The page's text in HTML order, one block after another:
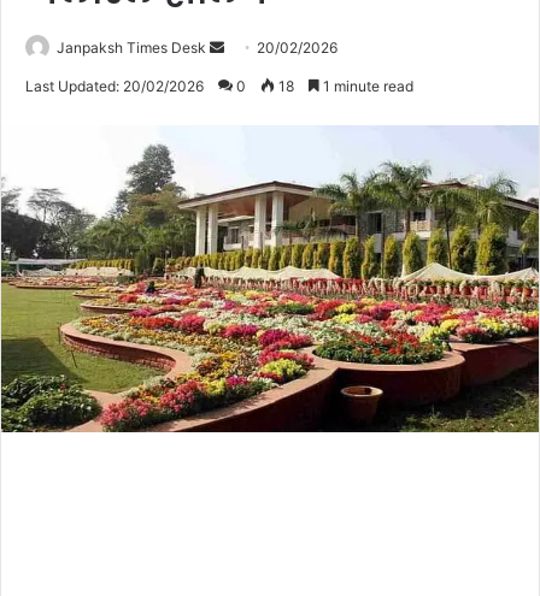
Janpaksh Times Desk
e
n
e
m
a
i
l
20/02/2026
Last Updated: 20/02/2026 0 18 1 minute read